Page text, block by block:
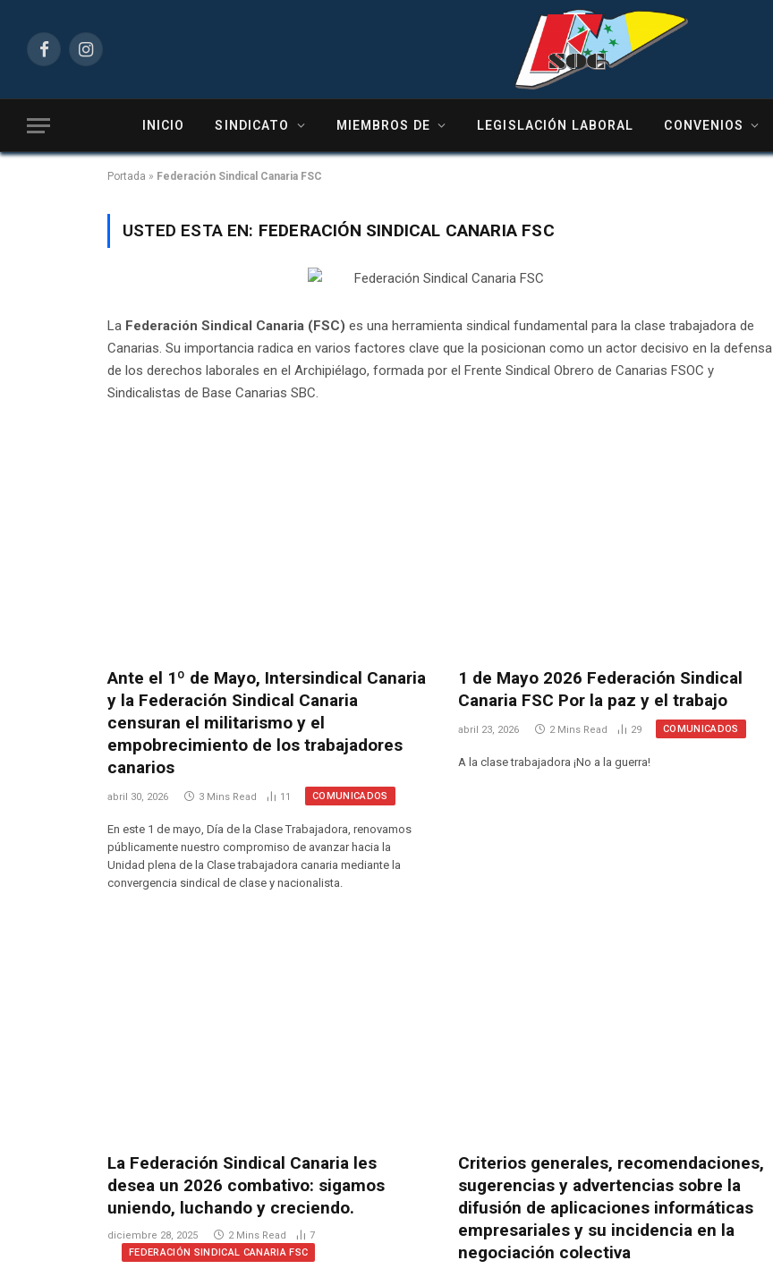
FacebookInstagram
INICIO SINDICATO MIEMBROS DE LEGISLACIÓN LABORAL CONVENIOS
Portada » Federación Sindical Canaria FSC
USTED ESTA EN: FEDERACIÓN SINDICAL CANARIA FSC
La Federación Sindical Canaria (FSC) es una herramienta sindical fundamental para la clase trabajadora de
Canarias. Su importancia radica en varios factores clave que la posicionan como un actor decisivo en la defensa
de los derechos laborales en el Archipiélago, formada por el Frente Sindical Obrero de Canarias FSOC y
Sindicalistas de Base Canarias SBC.
Ante el 1º de Mayo, Intersindical Canaria
y la Federación Sindical Canaria
censuran el militarismo y el
empobrecimiento de los trabajadores
canarios
abril 30, 2026 3 Mins Read 11 COMUNICADOS
En este 1 de mayo, Día de la Clase Trabajadora, renovamos
públicamente nuestro compromiso de avanzar hacia la
Unidad plena de la Clase trabajadora canaria mediante la
convergencia sindical de clase y nacionalista.
1 de Mayo 2026 Federación Sindical
Canaria FSC Por la paz y el trabajo
abril 23, 2026 2 Mins Read 29 COMUNICADOS
A la clase trabajadora ¡No a la guerra!
La Federación Sindical Canaria les
desea un 2026 combativo: sigamos
uniendo, luchando y creciendo.
diciembre 28, 2025 2 Mins Read
7
FEDERACIÓN SINDICAL CANARIA FSC
Criterios generales, recomendaciones,
sugerencias y advertencias sobre la
difusión de aplicaciones informáticas
empresariales y su incidencia en la
negociación colectiva